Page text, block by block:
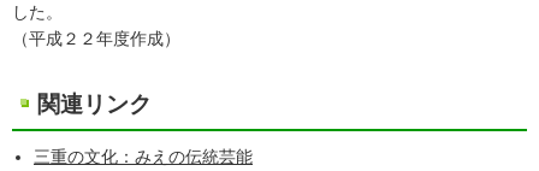
した。
（平成２２年度作成）
関連リンク
三重の文化：みえの伝統芸能